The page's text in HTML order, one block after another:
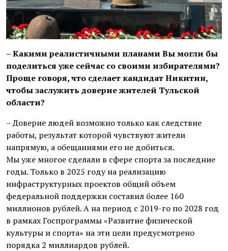
– Какими реалистичными планами Вы могли бы
поделиться уже сейчас со своими избирателями?
Проще говоря, что сделает кандидат Никитин,
чтобы заслужить доверие жителей Тульской
области?
– Доверие людей возможно только как следствие
работы, результат которой чувствуют жители
напрямую, а обещаниями его не добиться.
Мы уже многое сделали в сфере спорта за последние
годы. Только в 2025 году на реализацию
инфраструктурных проектов общий объем
федеральной поддержки составил более 160
миллионов рублей. А на период с 2019-го по 2028 год
в рамках Госпрограммы «Развитие физической
культуры и спорта» на эти цели предусмотрено
порядка 2 миллиардов рублей.